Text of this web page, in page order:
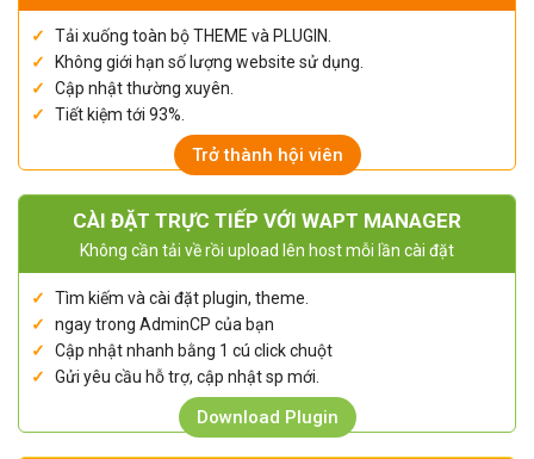
Tải xuống toàn bộ THEME và PLUGIN.
Không giới hạn số lượng website sử dụng.
Cập nhật thường xuyên.
Tiết kiệm tới 93%.
Trở thành hội viên
CÀI ĐẶT TRỰC TIẾP VỚI WAPT MANAGER
Không cần tải về rồi upload lên host mỗi lần cài đặt
Tìm kiếm và cài đặt plugin, theme.
ngay trong AdminCP của bạn
Cập nhật nhanh bằng 1 cú click chuột
Gửi yêu cầu hỗ trợ, cập nhật sp mới.
Download Plugin